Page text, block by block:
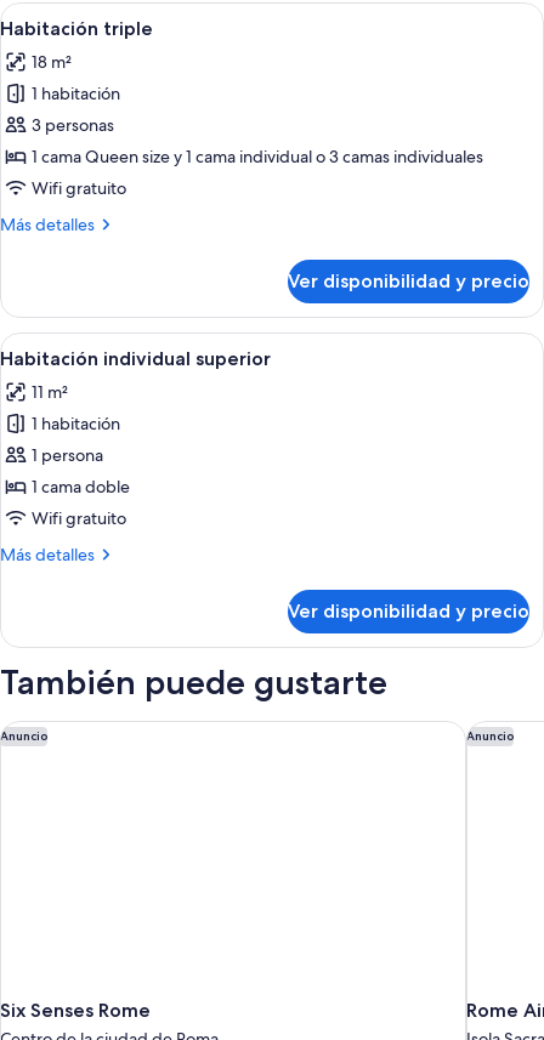
Ver
todas
las
fotos
de
Habitación
triple
Habitación de hotel con dos camas,
5
Habitación triple
18 m²
1 habitación
3 personas
1 cama Queen size y 1 cama individual o 3 camas individuales
Wifi gratuito
Más detalles
Más
triple
Ver disponibilidad y precio
Ver
todas
las
fotos
de
Habitación
individual
Habitación de hotel con cama,
4
Habitación individual superior
11 m²
1 habitación
1 persona
1 cama doble
Wifi gratuito
Más detalles
Más
individual
Ver disponibilidad y precio
También puede gustarte
Anuncio
Six Senses Rome
Six Senses Rome Anuncio
Rome
Rome